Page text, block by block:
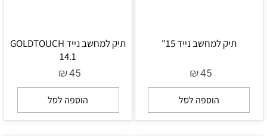
תיק למחשב נייד 15"
₪45
הוספה לסל
תיק למחשב נייד GOLDTOUCH
14.1
₪45
הוספה לסל